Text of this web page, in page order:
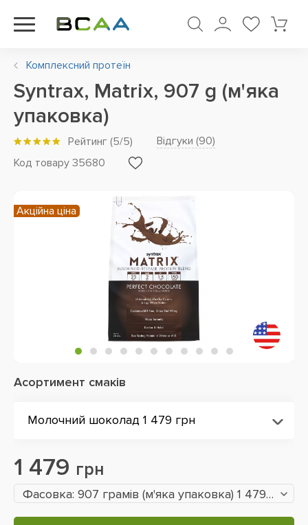
Комплексний протеїн
Акційна ціна
Syntrax, Matrix, 907 g (м'яка
упаковка)
Рейтинг (5/5) Відгуки (90)
Код товару 35680
Асортимент смаків
Молочний шоколад 1 479 грн
1 479 грн
Фасовка: 907 грамів (м'яка упаковка) 1 479 грн